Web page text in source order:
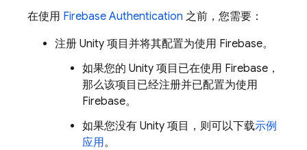
在使用 Firebase Authentication 之前，您需要：
注册 Unity 项目并将其配置为使用 Firebase。
如果您的 Unity 项目已在使用 Firebase，
那么该项目已经注册并已配置为使用
Firebase。
如果您没有 Unity 项目，则可以下载示例
应用。